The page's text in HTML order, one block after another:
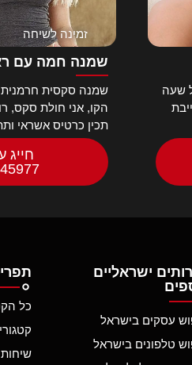
שעה
זמינה לשיחה
שמנה חמה עם
שמנה סקסית חרמנית
הקו, אני חולת סקס,
תכין כרטיס אשראי
חייג
ישראליים
עסקים בישראל
טלפונים בישראל
כל